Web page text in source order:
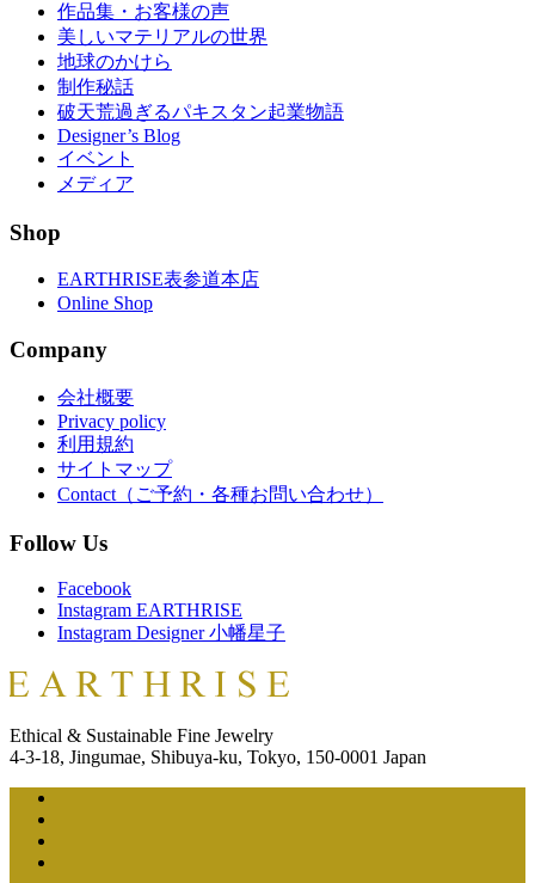
作品集・お客様の声
美しいマテリアルの世界
地球のかけら
制作秘話
破天荒過ぎるパキスタン起業物語
Designer’s Blog
イベント
メディア
Shop
EARTHRISE表参道本店
Online Shop
Company
会社概要
Privacy policy
利用規約
サイトマップ
Contact（ご予約・各種お問い合わせ）
Follow Us
Facebook
Instagram EARTHRISE
Instagram Designer 小幡星子
Ethical & Sustainable Fine Jewelry
4-3-18, Jingumae, Shibuya-ku, Tokyo, 150-0001 Japan